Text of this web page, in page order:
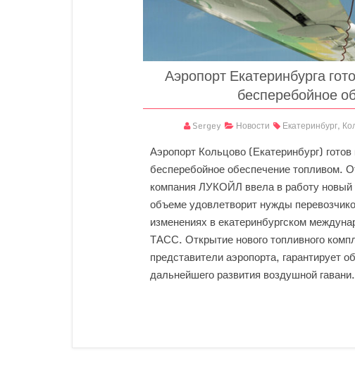
Аэропорт Екатеринбурга
бесперебойное
Sergey Новости Екатеринбург,
Аэропорт Кольцово (Екатеринбург)
бесперебойное обеспечение топливом.
компания ЛУКОЙЛ ввела в работу
объеме удовлетворит нужды
изменениях в екатеринбургском
ТАСС. Открытие нового топливного
представители аэропорта, гарантирует
дальнейшего развития воздушной